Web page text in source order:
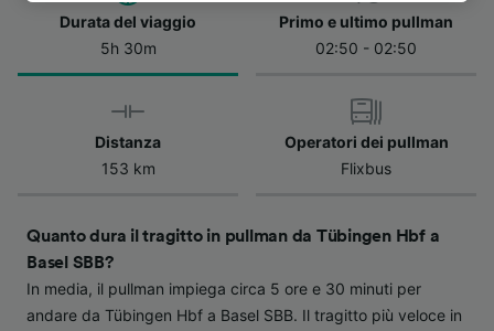
Durata del viaggio
5h 30m
Primo e ultimo pullman
02:50 - 02:50
Distanza
153 km
Operatori dei pullman
Flixbus
Quanto dura il tragitto in pullman da Tübingen Hbf a
Basel SBB?
In media, il pullman impiega circa 5 ore e 30 minuti per
andare da Tübingen Hbf a Basel SBB. Il tragitto più veloce in
dell'informativa sulla privacy. Queste scelte
verranno segnalate ai nostri partner e non
tracciamento se non ci hai fornito il consenso
per farlo.
Utilizzare dati di geolocalizzazione precisi.
Scansione attiva delle caratteristiche del
dispositivo ai fini dell’identificazione.
Archiviare informazioni su dispositivo e/o